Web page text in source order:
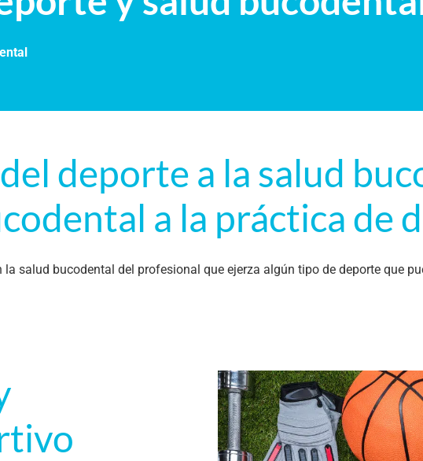
deporte a la salud
a la práctica de
salud bucodental del profesional que ejerza algún tipo de deporte que